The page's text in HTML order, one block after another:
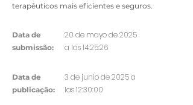
terapêuticos mais eficientes e seguros.
Data de
submissão:
20 de mayo de 2025
a las 14:25:26
Data de
publicação:
3 de junio de 2025 a
las 12:30:00